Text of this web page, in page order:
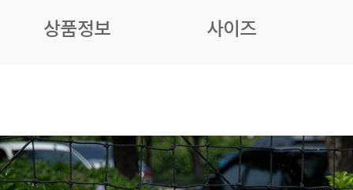
상품정보 사이즈